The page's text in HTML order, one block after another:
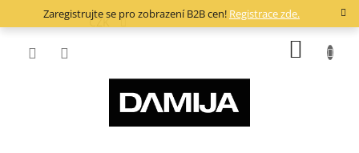
Zaregistrujte se pro zobrazení B2B cen! Registrace zde.
CZK